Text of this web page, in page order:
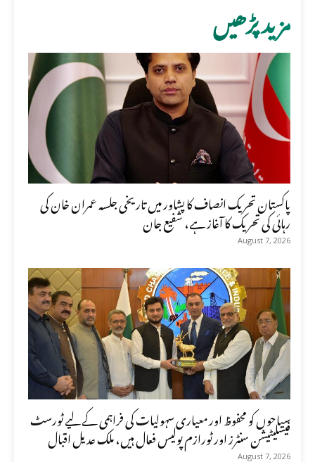
مزید پڑھیں
پاکستان تحریک انصاف کا پشاور میں تاریخی جلسہ عمران خان کی
رہائی کی تحریک کا آغاز ہے، شفیع جان
August 7, 2026
سیاحوں کو محفوظ اور معیاری سہولیات کی فراہمی کے لیے ٹورسٹ
فیسلیٹیشن سنٹرز اور ٹورازم پولیس فعال ہیں، ملک عدیل اقبال
August 7, 2026